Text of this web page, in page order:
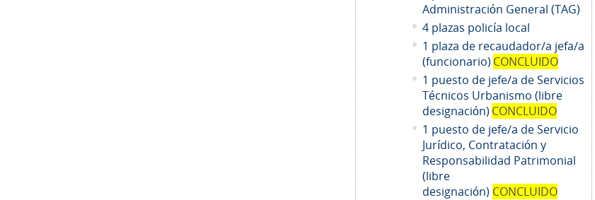
Administración General (TAG)
4 plazas policía local
1 plaza de recaudador/a jefa/a
(funcionario) CONCLUIDO
1 puesto de jefe/a de Servicios
Técnicos Urbanismo (libre
designación) CONCLUIDO
1 puesto de jefe/a de Servicio
Jurídico, Contratación y
Responsabilidad Patrimonial
(libre
designación) CONCLUIDO